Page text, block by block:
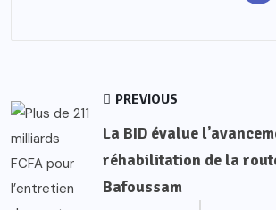
PREVIOUS
La BID évalue
réhabilitation de la
Bafoussam